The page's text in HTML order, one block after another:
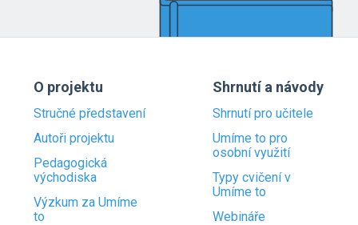
O projektu
Stručné představení
Autoři projektu
Pedagogická
východiska
Výzkum za Umíme
to
Shrnutí a návody
Shrnutí pro učitele
Umíme to pro
osobní využití
Typy cvičení v
Umíme to
Webináře